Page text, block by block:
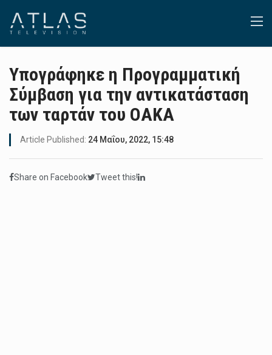
Υπογράφηκε η Προγραμματική
Σύμβαση για την αντικατάσταση
των ταρτάν του ΟΑΚΑ
Article Published: 24 Μαΐου, 2022, 15:48
Share on Facebook Tweet this!